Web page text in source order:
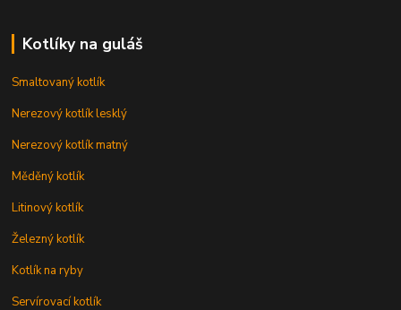
Kotlíky na guláš
Smaltovaný kotlík
Nerezový kotlík lesklý
Nerezový kotlík matný
Měděný kotlík
Litinový kotlík
Železný kotlík
Kotlík na ryby
Servírovací kotlík